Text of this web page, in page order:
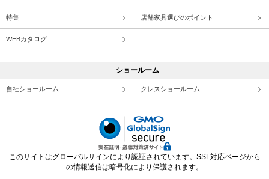
特集 店舗家具選びのポイント
WEBカタログ
ショールーム
自社ショールーム クレスショールーム
このサイトはグローバルサインにより認証されています。SSL対応ページから
の情報送信は暗号化により保護されます。